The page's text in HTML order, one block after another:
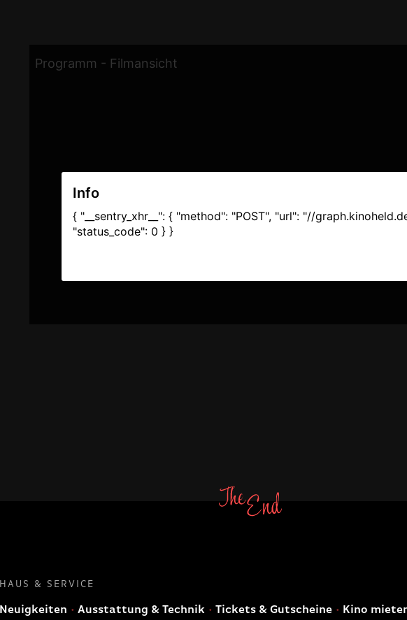
HAUS & SERVICE
Neuigkeiten Ausstattung & Technik Tickets & Gutscheine
Kino